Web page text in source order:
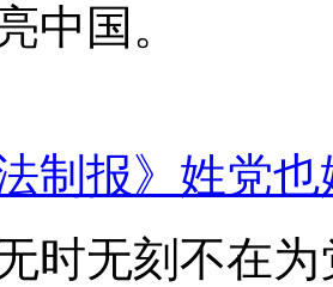
中国。
制报》姓党
无时无刻不在